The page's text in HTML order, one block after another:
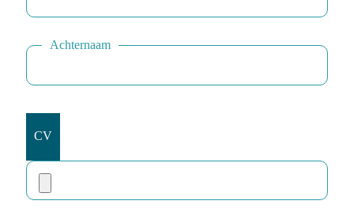
Achternaam
CV